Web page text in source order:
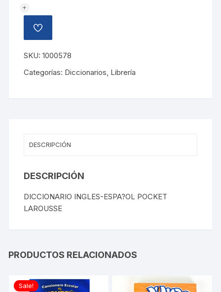
cantidad
AÑADIR
A
LISTA
DE
DESEOS
SKU:1000578
Categorías: Diccionarios, Librería
DESCRIPCIÓN
DESCRIPCIÓN
DICCIONARIO INGLES-ESPA?OL POCKET
LAROUSSE
PRODUCTOS RELACIONADOS
Sale!